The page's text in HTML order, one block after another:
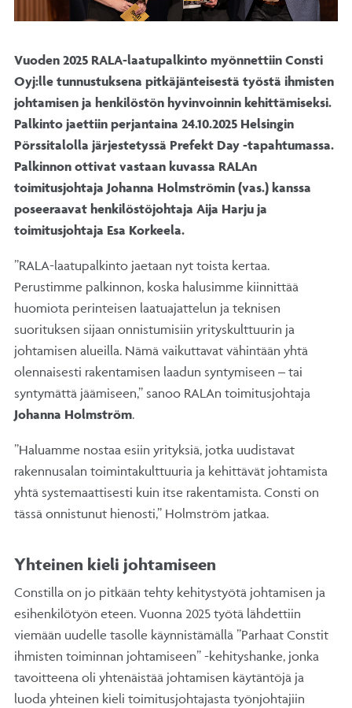
Vuoden 2025 RALA-laatupalkinto myönnettiin Consti
Oyj:lle tunnustuksena pitkäjänteisestä työstä ihmisten
johtamisen ja henkilöstön hyvinvoinnin kehittämiseksi.
Palkinto jaettiin perjantaina 24.10.2025 Helsingin
Pörssitalolla järjestetyssä Prefekt Day -tapahtumassa.
Palkinnon ottivat vastaan kuvassa RALAn
toimitusjohtaja Johanna Holmströmin (vas.) kanssa
poseeraavat henkilöstöjohtaja Aija Harju ja
toimitusjohtaja Esa Korkeela.
”RALA-laatupalkinto jaetaan nyt toista kertaa.
Perustimme palkinnon, koska halusimme kiinnittää
huomiota perinteisen laatuajattelun ja teknisen
suorituksen sijaan onnistumisiin yrityskulttuurin ja
johtamisen alueilla. Nämä vaikuttavat vähintään yhtä
olennaisesti rakentamisen laadun syntymiseen – tai
syntymättä jäämiseen,” sanoo RALAn toimitusjohtaja
Johanna Holmström.
”Haluamme nostaa esiin yrityksiä, jotka uudistavat
rakennusalan toimintakulttuuria ja kehittävät johtamista
yhtä systemaattisesti kuin itse rakentamista. Consti on
tässä onnistunut hienosti,” Holmström jatkaa.
Yhteinen kieli johtamiseen
Constilla on jo pitkään tehty kehitystyötä johtamisen ja
esihenkilötyön eteen. Vuonna 2025 työtä lähdettiin
viemään uudelle tasolle käynnistämällä ”Parhaat Constit
ihmisten toiminnan johtamiseen” -kehityshanke, jonka
tavoitteena oli yhtenäistää johtamisen käytäntöjä ja
luoda yhteinen kieli toimitusjohtajasta työnjohtajiin